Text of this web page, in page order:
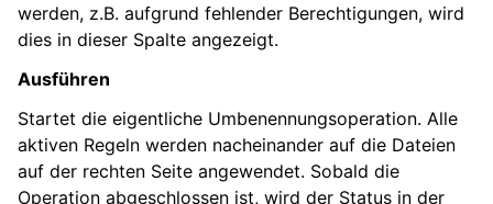
werden, z.B. aufgrund fehlender Berechtigungen, wird
dies in dieser Spalte angezeigt.
Ausführen
Startet die eigentliche Umbenennungsoperation. Alle
aktiven Regeln werden nacheinander auf die Dateien
auf der rechten Seite angewendet. Sobald die
Operation abgeschlossen ist, wird der Status in der